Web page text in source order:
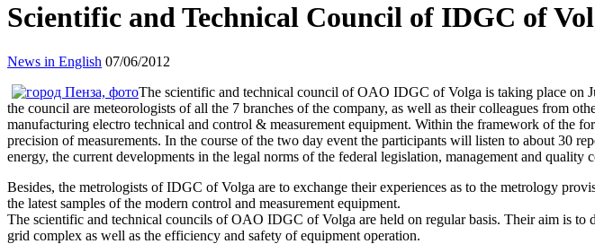
Scientific and Technical Council of IDGC of
News in English 07/06/2012
The scientific and technical council of OAO IDGC of Volga is taking place on
the council are meteorologists of all the 7 branches of the company, as well as their colleagues from
manufacturing electro technical and control & measurement equipment. Within the framework of the
precision of measurements. In the course of the two day event the participants will listen to about 30
energy, the current developments in the legal norms of the federal legislation, management and quality
Besides, the metrologists of IDGC of Volga are to exchange their experiences as to the metrology
the latest samples of the modern control and measurement equipment.
The scientific and technical councils of OAO IDGC of Volga are held on regular basis. Their aim is
grid complex as well as the efficiency and safety of equipment operation.